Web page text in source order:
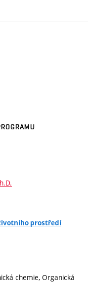
prostředí
chemie, Organická